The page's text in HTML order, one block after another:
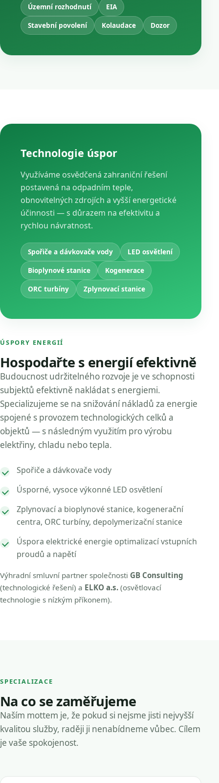
Územní rozhodnutí
EIA
Stavební povolení
Kolaudace Dozor
Technologie úspor
Využíváme osvědčená zahraniční řešení
postavená na odpadním teple,
obnovitelných zdrojích a vyšší energetické
účinnosti — s důrazem na efektivitu a
rychlou návratnost.
Spořiče a dávkovače vody
LED osvětlení
Bioplynové stanice
Kogenerace
ORC turbíny
Zplynovací stanice
ÚSPORY ENERGIÍ
Hospodařte s energií efektivně
Budoucnost udržitelného rozvoje je ve schopnosti
subjektů efektivně nakládat s energiemi.
Specializujeme se na snižování nákladů za energie
spojené s provozem technologických celků a
objektů — s následným využitím pro výrobu
elektřiny, chladu nebo tepla.
Spořiče a dávkovače vody
Úsporné, vysoce výkonné LED osvětlení
Zplynovací a bioplynové stanice, kogenerační
centra, ORC turbíny, depolymerizační stanice
Úspora elektrické energie optimalizací vstupních
proudů a napětí
Výhradní smluvní partner společnosti GB Consulting
(technologické řešení) a ELKO a.s. (osvětlovací
technologie s nízkým příkonem).
SPECIALIZACE
Na co se zaměřujeme
Naším mottem je, že pokud si nejsme jisti nejvyšší
kvalitou služby, raději ji nenabídneme vůbec. Cílem
je vaše spokojenost.